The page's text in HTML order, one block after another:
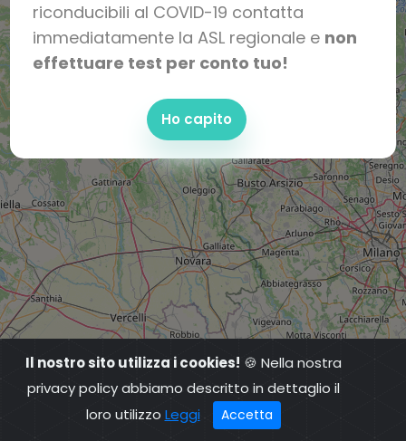
riconducibili al COVID-19 contatta
immediatamente la ASL regionale e non
effettuare test per conto tuo!
Ho capito
Il nostro sito utilizza i cookies! 🍪 Nella nostra
privacy policy abbiamo descritto in dettaglio il
loro utilizzo Leggi Accetta